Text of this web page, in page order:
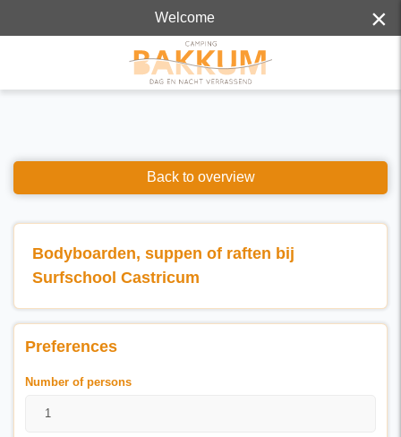
Welcome ×
Back to overview
Bodyboarden, suppen of raften bij
Surfschool Castricum
Preferences
Number of persons